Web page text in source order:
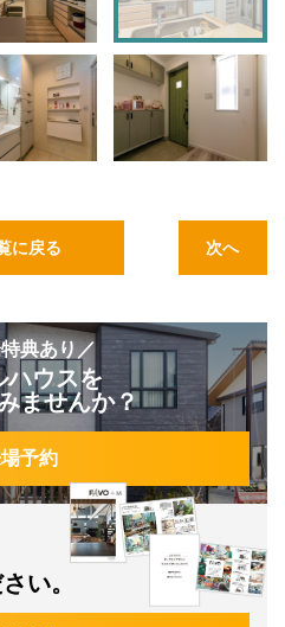
次へ
に戻る
典あり／
ハウスを
ませんか？
予約
い。